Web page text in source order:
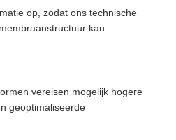
op, zodat ons technische
kan
vereisen mogelijk hogere
geoptimaliseerde